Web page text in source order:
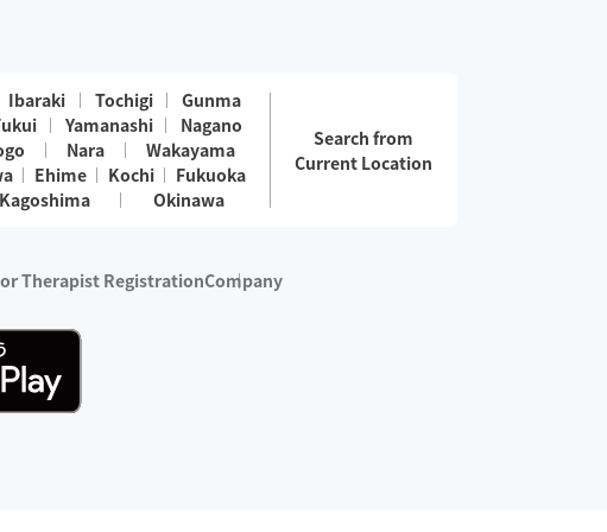
Ibaraki Tochigi
Gunma
Yamanashi
Nagano
Nara
Wakayama
Ehime Kochi
Fukuoka
Kagoshima Okinawa
Search from
Current Location
Therapist RegistrationCompany